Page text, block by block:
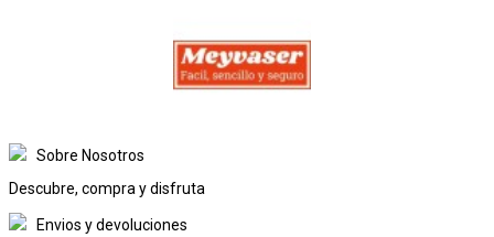
Sobre Nosotros
Descubre, compra y disfruta
Envios y devoluciones